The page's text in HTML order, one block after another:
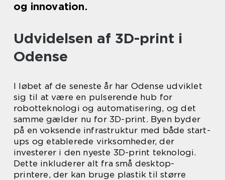
og innovation.
Udvidelsen af 3D-print i
Odense
I løbet af de seneste år har Odense udviklet
sig til at være en pulserende hub for
robotteknologi og automatisering, og det
samme gælder nu for 3D-print. Byen byder
på en voksende infrastruktur med både start-
ups og etablerede virksomheder, der
investerer i den nyeste 3D-print teknologi.
Dette inkluderer alt fra små desktop-
printere, der kan bruge plastik til større